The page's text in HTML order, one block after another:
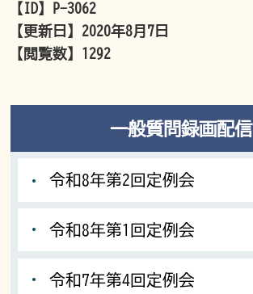
【ID】
P-3062
【更新日】 2020年8月7日
【閲覧数】 1292
一般質問録画配信
令和8年第2回定例会
令和8年第1回定例会
令和7年第4回定例会